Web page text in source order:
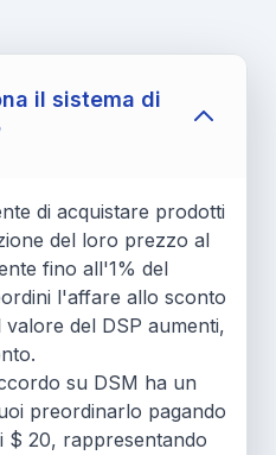
il sistema di
di acquistare prodotti
del loro prezzo al
fino all'1% del
l'affare allo sconto
del DSP aumenti,
su DSM ha un
preordinarlo pagando
$ 20, rappresentando